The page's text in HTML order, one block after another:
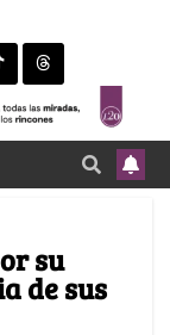
su
de sus